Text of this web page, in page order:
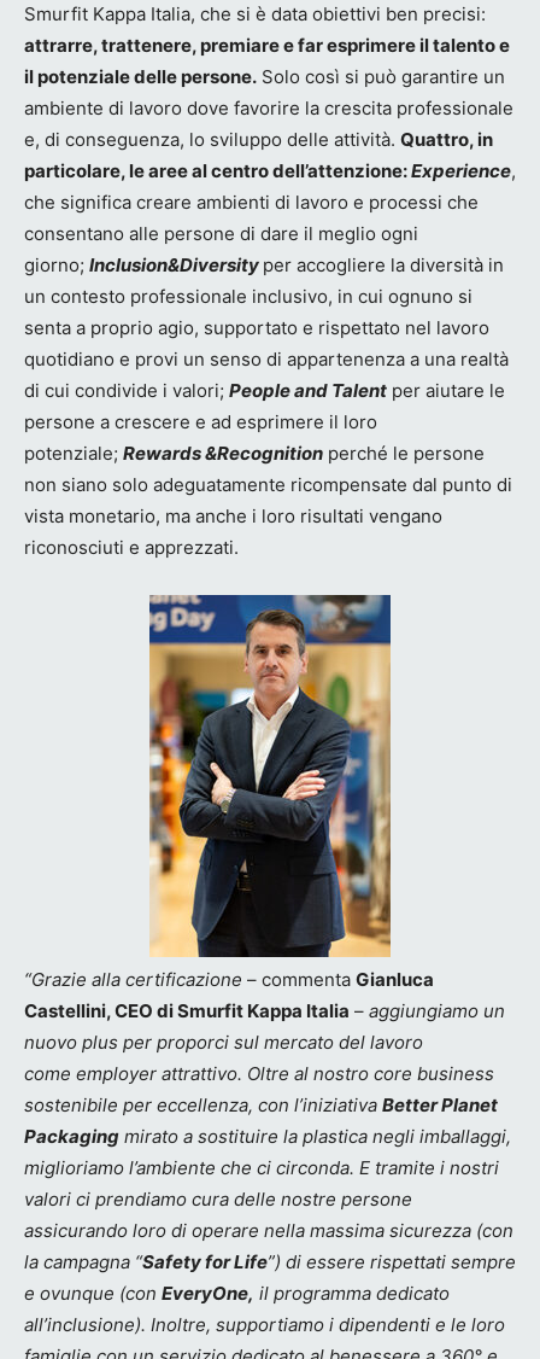
Smurfit Kappa Italia, che si è data obiettivi ben precisi:
attrarre, trattenere, premiare e far esprimere il talento e
il potenziale delle persone. Solo così si può garantire un
ambiente di lavoro dove favorire la crescita professionale
e, di conseguenza, lo sviluppo delle attività. Quattro, in
particolare, le aree al centro dell’attenzione:Experience,
che significa creare ambienti di lavoro e processi che
consentano alle persone di dare il meglio ogni
giorno; Inclusion&Diversity per accogliere la diversità in
un contesto professionale inclusivo, in cui ognuno si
senta a proprio agio, supportato e rispettato nel lavoro
quotidiano e provi un senso di appartenenza a una realtà
di cui condivide i valori; People and Talent per aiutare le
persone a crescere e ad esprimere il loro
potenziale; Rewards &Recognition perché le persone
non siano solo adeguatamente ricompensate dal punto di
vista monetario, ma anche i loro risultati vengano
riconosciuti e apprezzati.
“Grazie alla certificazione – commenta Gianluca
Castellini, CEO di Smurfit Kappa Italia – aggiungiamo un
nuovo plus per proporci sul mercato del lavoro
come employer attrattivo. Oltre al nostro core business
sostenibile per eccellenza, con l’iniziativa Better Planet
Packaging mirato a sostituire la plastica negli imballaggi,
miglioriamo l’ambiente che ci circonda. E tramite i nostri
valori ci prendiamo cura delle nostre persone
assicurando loro di operare nella massima sicurezza (con
la campagna “Safety for Life”) di essere rispettati sempre
e ovunque (con EveryOne, il programma dedicato
all’inclusione). Inoltre, supportiamo i dipendenti e le loro